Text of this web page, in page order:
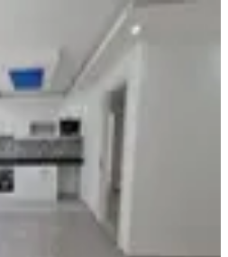
Kavaklı' Da 2+1 Güzel
Satılık Daire
Mahallesi
Bahçe katı 12.06.2026